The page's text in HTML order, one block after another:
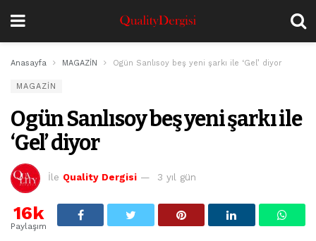
Anasayfa MAGAZİN Ogün Sanlısoy beş yeni şarkı ile ‘Gel’ diyor
MAGAZİN
Ogün Sanlısoy beş yeni şarkı ile
‘Gel’ diyor
İle Quality Dergisi 3 yıl gün
16k
Paylaşım